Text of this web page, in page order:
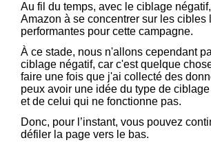
Au fil du temps, avec le ciblage
Amazon à se concentrer sur les cibles
performantes pour cette campagne.
À ce stade, nous n'allons cependant
ciblage négatif, car c'est quelque
faire une fois que j'ai collecté des
peux avoir une idée du type de
et de celui qui ne fonctionne pas.
Donc, pour l’instant, vous pouvez
défiler la page vers le bas.